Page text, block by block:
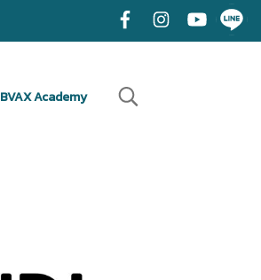
BVAX Academy